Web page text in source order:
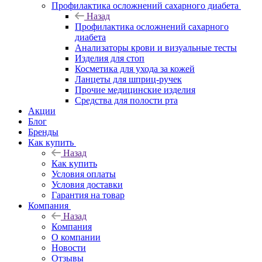
Профилактика осложнений сахарного диабета
Назад
Профилактика осложнений сахарного
диабета
Анализаторы крови и визуальные тесты
Изделия для стоп
Косметика для ухода за кожей
Ланцеты для шприц-ручек
Прочие медицинские изделия
Средства для полости рта
Акции
Блог
Бренды
Как купить
Назад
Как купить
Условия оплаты
Условия доставки
Гарантия на товар
Компания
Назад
Компания
О компании
Новости
Отзывы